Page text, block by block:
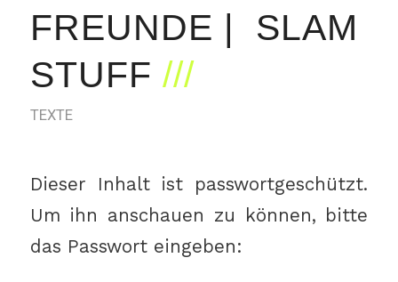
FREUNDE | SLAM
STUFF
TEXTE
Dieser Inhalt ist passwortgeschützt.
Um ihn anschauen zu können, bitte
das Passwort eingeben: